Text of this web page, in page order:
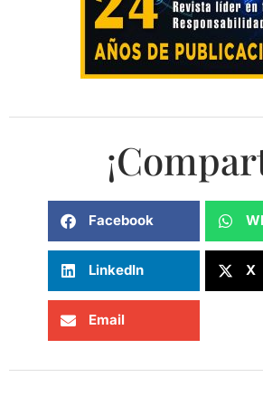
Facebook
LinkedIn X
Email